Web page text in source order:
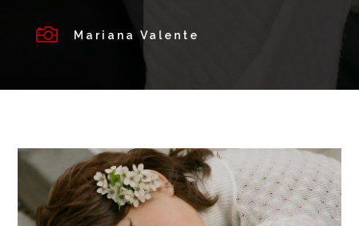
 Mariana Valente